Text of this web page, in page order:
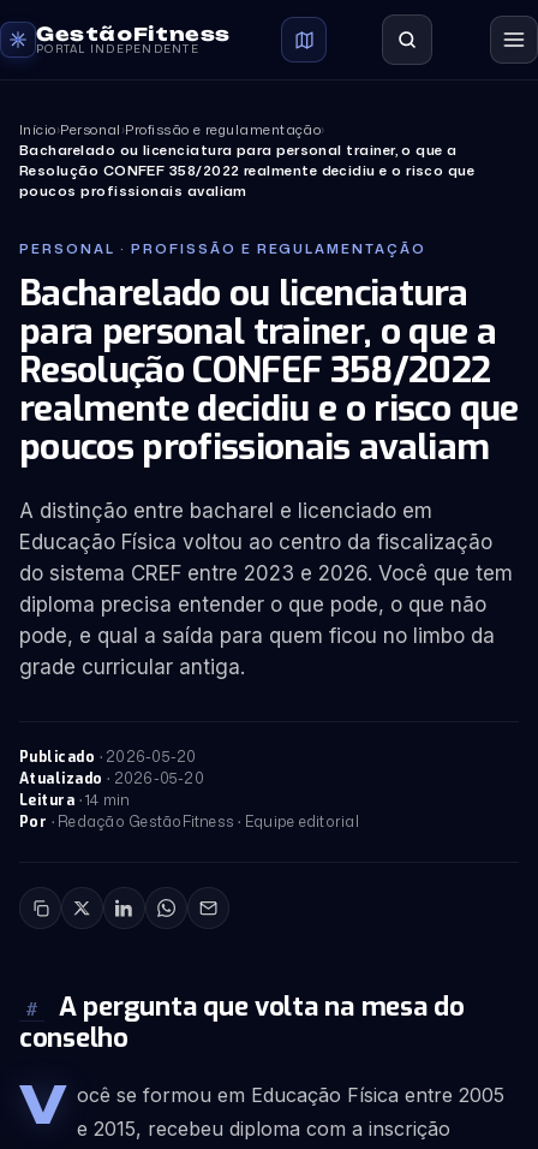
GestãoFitness
PORTAL INDEPENDENTE
Início›Personal›Profissão e regulamentação›
Bacharelado ou licenciatura para personal trainer, o que a
Resolução CONFEF 358/2022 realmente decidiu e o risco que
poucos profissionais avaliam
PERSONAL · PROFISSÃO E REGULAMENTAÇÃO
Bacharelado ou licenciatura
para personal trainer, o que a
Resolução CONFEF 358/2022
realmente decidiu e o risco que
poucos profissionais avaliam
A distinção entre bacharel e licenciado em
Educação Física voltou ao centro da fiscalização
do sistema CREF entre 2023 e 2026. Você que tem
diploma precisa entender o que pode, o que não
pode, e qual a saída para quem ficou no limbo da
grade curricular antiga.
Publicado · 2026-05-20
Atualizado · 2026-05-20
Leitura · 14 min
Por · Redação GestãoFitness · Equipe editorial
#
A pergunta que volta na mesa do
conselho
V ocê se formou em Educação Física entre 2005
e 2015, recebeu diploma com a inscrição